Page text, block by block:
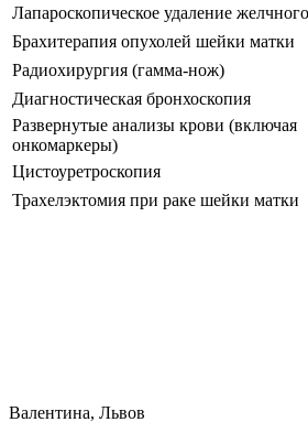
Лапароскопическое удаление
Брахитерапия опухолей шейки матки
Радиохирургия (гамма-нож)
Диагностическая бронхоскопия
Развернутые анализы крови (включая
онкомаркеры)
Цистоуретроскопия
Трахелэктомия при раке шейки матки
Валентина, Львов